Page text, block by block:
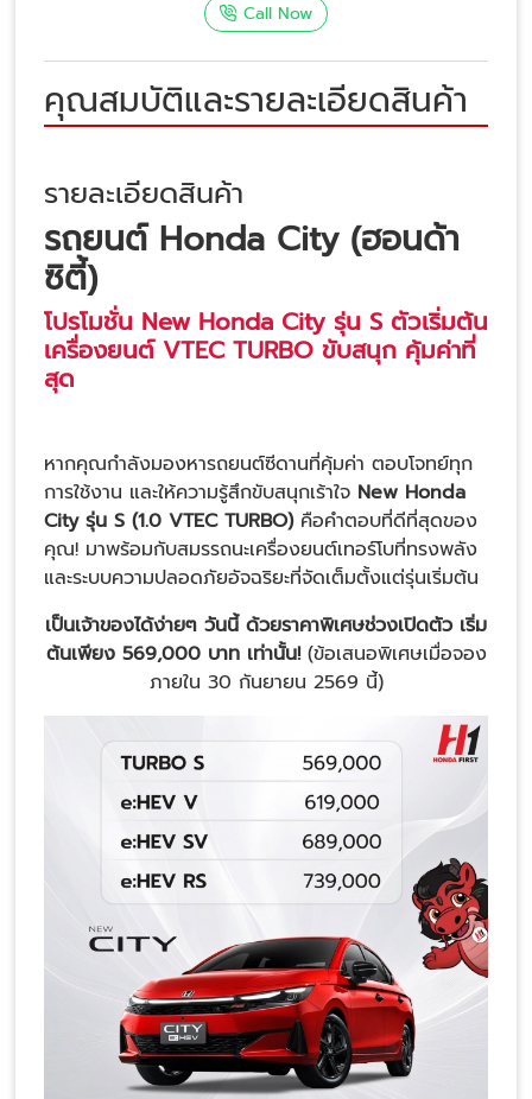
Call Now
คุณสมบัติและรายละเอียดสินค้า
รายละเอียดสินค้า
รถยนต์ Honda City (ฮอนด้า
ซิตี้)
โปรโมชั่น New Honda City รุ่น S ตัวเริ่มต้น
เครื่องยนต์ VTEC TURBO ขับสนุก คุ้มค่าที่
สุด
หากคุณกำลังมองหารถยนต์ซีดานที่คุ้มค่า ตอบโจทย์ทุก
การใช้งาน และให้ความรู้สึกขับสนุกเร้าใจ New Honda
City รุ่น S (1.0 VTEC TURBO)คือคำตอบที่ดีที่สุดของ
คุณ! มาพร้อมกับสมรรถนะเครื่องยนต์เทอร์โบที่ทรงพลัง
และระบบความปลอดภัยอัจฉริยะที่จัดเต็มตั้งแต่รุ่นเริ่มต้น
เป็นเจ้าของได้ง่ายๆ วันนี้ ด้วยราคาพิเศษช่วงเปิดตัว เริ่ม
ต้นเพียง 569,000 บาท เท่านั้น!(ข้อเสนอพิเศษเมื่อจอง
ภายใน 30 กันยายน 2569 นี้)